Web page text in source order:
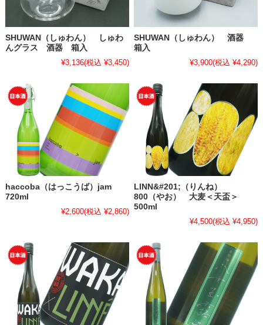
SHUWAN（しゅわん） しゅわ
んグラス 酒器 箱入
¥3,136(税込 ¥3,450)
SHUWAN（しゅわん） 酒器
箱入
¥3,900(税込 ¥4,290)
haccoba（はっこうば）jam
720ml
¥2,600(税込 ¥2,860)
LINN&#201;（りんね）
800（やお） 大麦＜天盃＞
500ml
¥4,500(税込 ¥4,950)